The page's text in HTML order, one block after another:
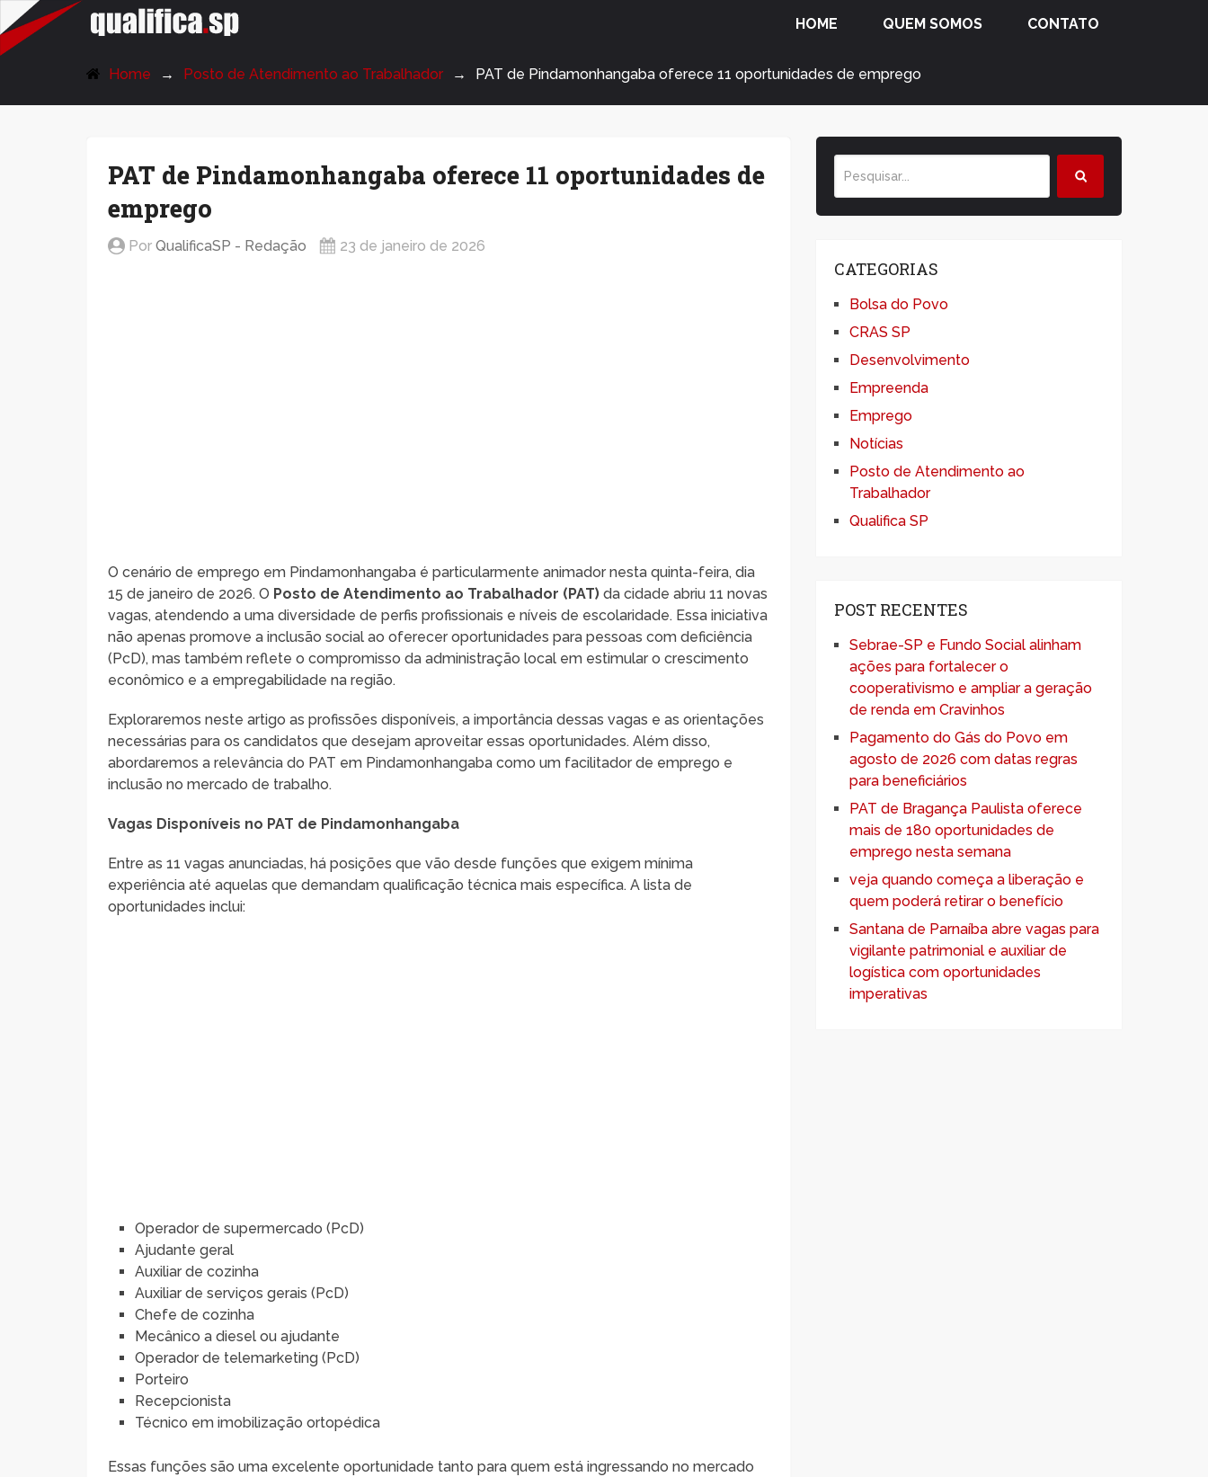
QualificaSP.com HOME QUEM SOMOS CONTATO
Home Posto de Atendimento ao Trabalhador PAT de Pindamonhangaba oferece 11 oportunidades de emprego
PAT de Pindamonhangaba oferece 11 oportunidades de
emprego
PorQualificaSP - Redação 23 de janeiro de 2026
O cenário de emprego em Pindamonhangaba é particularmente animador nesta quinta-feira, dia
15 de janeiro de 2026. O Posto de Atendimento ao Trabalhador (PAT) da cidade abriu 11 novas
vagas, atendendo a uma diversidade de perfis profissionais e níveis de escolaridade. Essa iniciativa
não apenas promove a inclusão social ao oferecer oportunidades para pessoas com deficiência
(PcD), mas também reflete o compromisso da administração local em estimular o crescimento
econômico e a empregabilidade na região.
Exploraremos neste artigo as profissões disponíveis, a importância dessas vagas e as orientações
necessárias para os candidatos que desejam aproveitar essas oportunidades. Além disso,
abordaremos a relevância do PAT em Pindamonhangaba como um facilitador de emprego e
inclusão no mercado de trabalho.
Vagas Disponíveis no PAT de Pindamonhangaba
Entre as 11 vagas anunciadas, há posições que vão desde funções que exigem mínima
experiência até aquelas que demandam qualificação técnica mais específica. A lista de
oportunidades inclui:
Operador de supermercado (PcD)
Ajudante geral
Auxiliar de cozinha
Auxiliar de serviços gerais (PcD)
Chefe de cozinha
Mecânico a diesel ou ajudante
Operador de telemarketing (PcD)
Porteiro
Recepcionista
Técnico em imobilização ortopédica
Essas funções são uma excelente oportunidade tanto para quem está ingressando no mercado
CATEGORIAS
Bolsa do Povo
CRAS SP
Desenvolvimento
Empreenda
Emprego
Notícias
Posto de Atendimento ao
Trabalhador
Qualifica SP
POST RECENTES
Sebrae-SP e Fundo Social alinham
ações para fortalecer o
cooperativismo e ampliar a geração
de renda em Cravinhos
Pagamento do Gás do Povo em
agosto de 2026 com datas regras
para beneficiários
PAT de Bragança Paulista oferece
mais de 180 oportunidades de
emprego nesta semana
veja quando começa a liberação e
quem poderá retirar o benefício
Santana de Parnaíba abre vagas para
vigilante patrimonial e auxiliar de
logística com oportunidades
imperativas